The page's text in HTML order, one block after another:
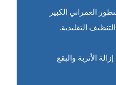
العمراني الكبير
التقليدية.
الأتربة والبقع